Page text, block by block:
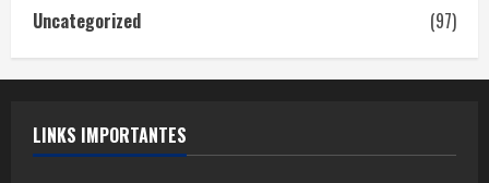
Uncategorized
(97)
LINKS IMPORTANTES